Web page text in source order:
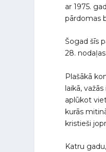
ar 1975.
pārdomas
Šogad šīs
28.
Plašākā
laikā,
aplūkot
kurās
kristieši
Katru